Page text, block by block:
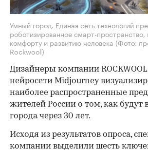
Умный город. Единая сеть технологий
роботизированное смарт-пространство,
комфорту и развитию человека (Фото:
Rockwool)
Дизайнеры компании
нейросети Midjourney
наиболее распространенные
жителей России о том, как будут
города через 30 лет.
Исходя из результатов опроса,
компании выделили шесть